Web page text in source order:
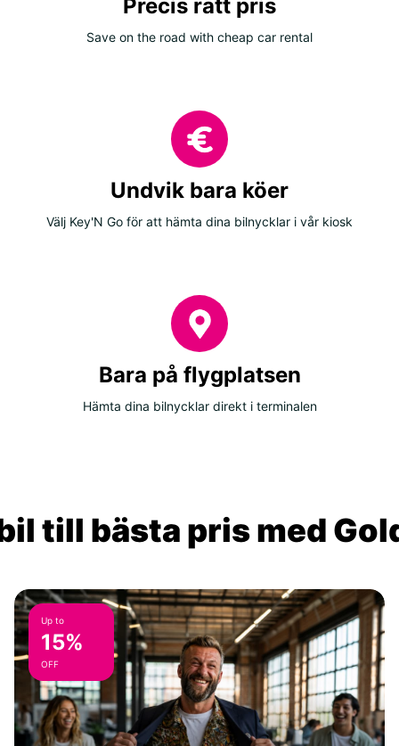
Precis rätt pris
Save on the road with cheap car rental
Undvik bara köer
Välj Key'N Go för att hämta dina bilnycklar i vår kiosk
Bara på flygplatsen
Hämta dina bilnycklar direkt i terminalen
till bästa pris med
Up to
15%
OFF